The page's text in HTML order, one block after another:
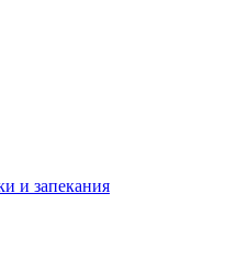
и запекания